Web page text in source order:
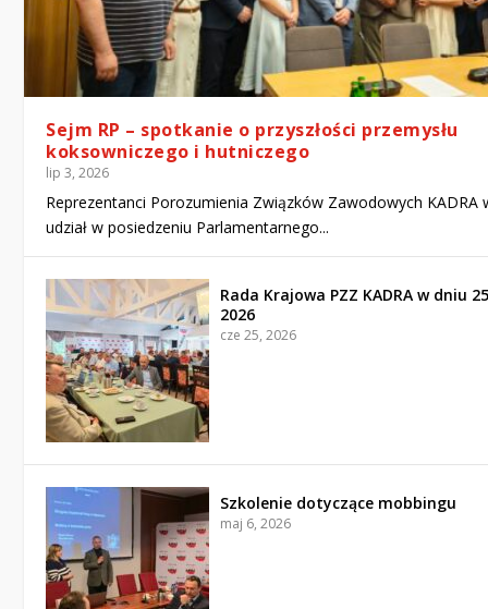
Sejm RP – spotkanie o przyszłości przemysłu
koksowniczego i hutniczego
lip 3, 2026
Reprezentanci Porozumienia Związków Zawodowych KADRA
udział w posiedzeniu Parlamentarnego...
Rada Krajowa PZZ KADRA w dniu
2026
cze 25, 2026
Szkolenie dotyczące mobbingu
maj 6, 2026